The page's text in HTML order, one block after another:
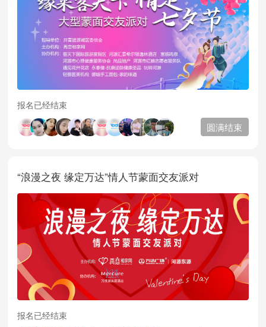
报名已经结束
圆满结束
“浪漫之夜 缘定万达”情人节蒙面交友派对
报名已经结束